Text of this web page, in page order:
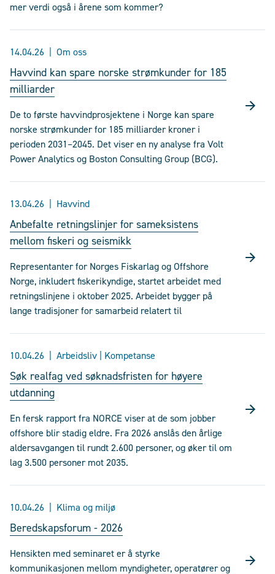
mer verdi også i årene som kommer?
14.04.26 Om oss
Havvind kan spare norske strømkunder for 185
milliarder
De to første havvindprosjektene i Norge kan spare
norske strømkunder for 185 milliarder kroner i
perioden 2031–2045. Det viser en ny analyse fra Volt
Power Analytics og Boston Consulting Group (BCG).
13.04.26 Havvind
Anbefalte retningslinjer for sameksistens
mellom fiskeri og seismikk
Representanter for Norges Fiskarlag og Offshore
Norge, inkludert fiskerikyndige, startet arbeidet med
retningslinjene i oktober 2025. Arbeidet bygger på
lange tradisjoner for samarbeid relatert til
10.04.26 Arbeidsliv | Kompetanse
Søk realfag ved søknadsfristen for høyere
utdanning
En fersk rapport fra NORCE viser at de som jobber
offshore blir stadig eldre. Fra 2026 anslås den årlige
aldersavgangen til rundt 2.600 personer, og øker til om
lag 3.500 personer mot 2035.
10.04.26 Klima og miljø
Beredskapsforum - 2026
Hensikten med seminaret er å styrke
kommunikasjonen mellom myndigheter, operatører og